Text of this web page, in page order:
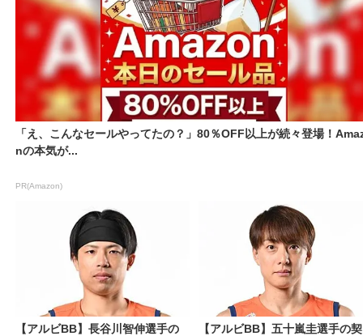
「え、こんなセールやってたの？」80％OFF以上が続々登場！
nの本気が...
PR(Amazon)
【アルビBB】長谷川智伸選手の
【アルビBB】五十嵐圭選手の契